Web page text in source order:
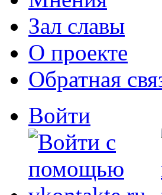
Зал славы
О проекте
Обратная
Войти